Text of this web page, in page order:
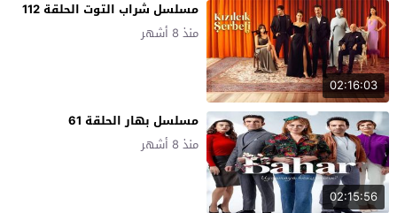
02:16:03
مسلسل شراب التوت الحلقة 112
منذ 8 أشهر
02:15:56
مسلسل بهار الحلقة 61
منذ 8 أشهر